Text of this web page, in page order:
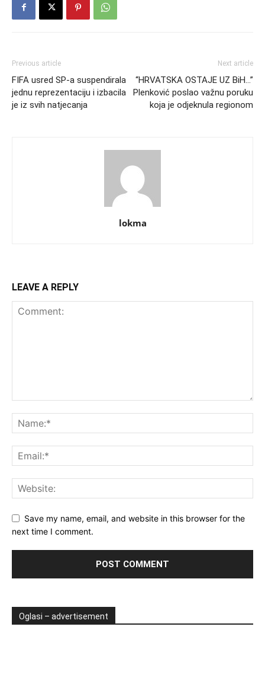
Previous article
FIFA usred SP-a suspendirala
jednu reprezentaciju i izbacila
je iz svih natjecanja
Next article
“HRVATSKA OSTAJE UZ BiH…”
Plenković poslao važnu poruku
koja je odjeknula regionom
lokma
LEAVE A REPLY
Save my name, email, and website in this browser for the
next time I comment.
Oglasi – advertisement